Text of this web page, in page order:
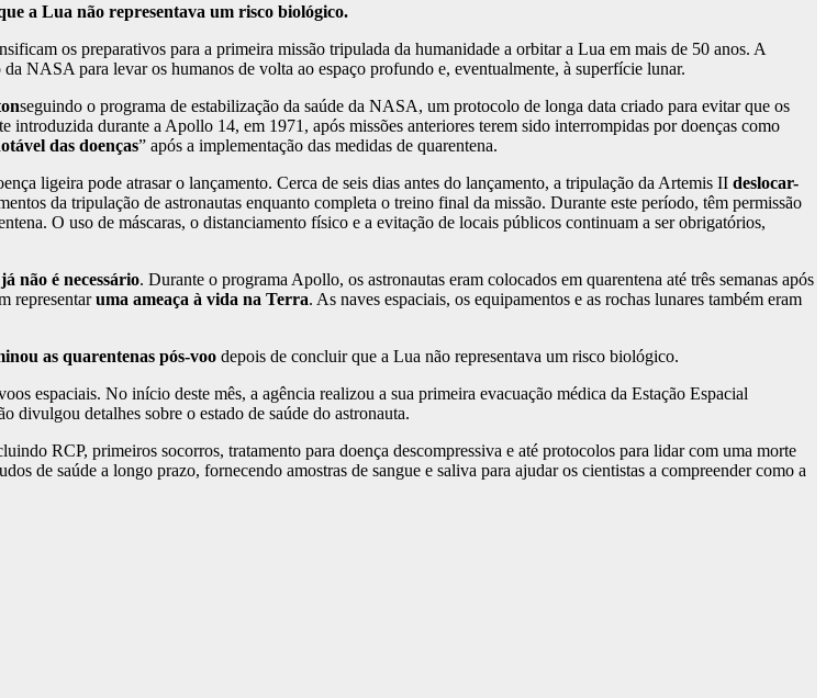
a Lua não representava um risco biológico.
os preparativos para a primeira missão tripulada da humanidade a orbitar a Lua em mais de 50 anos. A
NASA para levar os humanos de volta ao espaço profundo e, eventualmente, à superfície lunar.
seguindo o programa de estabilização da saúde da NASA, um protocolo de longa data criado para evitar que os
durante a Apollo 14, em 1971, após missões anteriores terem sido interrompidas por doenças como
das doenças” após a implementação das medidas de quarentena.
ligeira pode atrasar o lançamento. Cerca de seis dias antes do lançamento, a tripulação da Artemis II deslocar-
da tripulação de astronautas enquanto completa o treino final da missão. Durante este período, têm permissão
O uso de máscaras, o distanciamento físico e a evitação de locais públicos continuam a ser obrigatórios,
já não é necessário. Durante o programa Apollo, os astronautas eram colocados em quarentena até três semanas após
representaruma ameaça à vida na Terra. As naves espaciais, os equipamentos e as rochas lunares também eram
as quarentenas pós-voo depois de concluir que a Lua não representava um risco biológico.
espaciais. No início deste mês, a agência realizou a sua primeira evacuação médica da Estação Espacial
detalhes sobre o estado de saúde do astronauta.
RCP, primeiros socorros, tratamento para doença descompressiva e até protocolos para lidar com uma morte
de saúde a longo prazo, fornecendo amostras de sangue e saliva para ajudar os cientistas a compreender como a